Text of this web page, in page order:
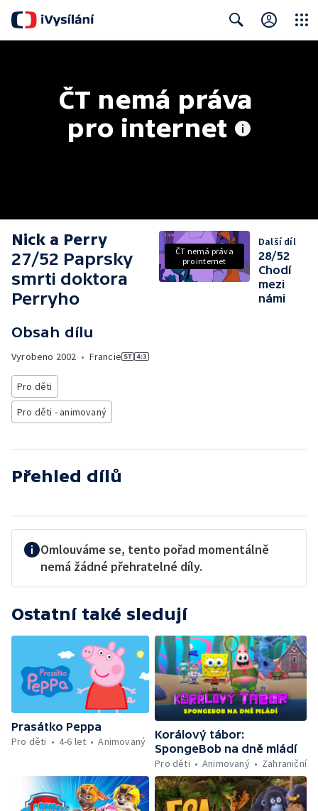
ČT nemá práva
pro internet
Nick a Perry
27/52 Paprsky
smrti doktora
Perryho
Obsah dílu
Vyrobeno 2002 • Francie
Pro děti
Pro děti - animovaný
ČT nemá práva
pro internet
Další díl
28/52
Chodí
mezi
námi
Přehled dílů
Omlouváme se, tento pořad momentálně
nemá žádné přehratelné díly.
Ostatní také sledují
Prasátko Peppa
Pro děti
4-6 let Animovaný
Korálový tábor:
SpongeBob na dně mládí
Pro děti
Animovaný Zahraniční